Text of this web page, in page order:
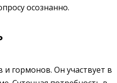
осознанно.
гормонов. Он участвует в